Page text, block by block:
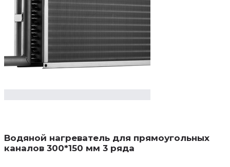
Водяной нагреватель для прямоугольных
каналов 300*150 мм 3 ряда